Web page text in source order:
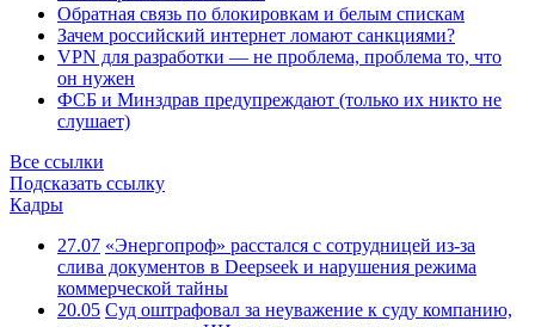
Обратная связь по блокировкам и белым спискам
Зачем российский интернет ломают санкциями?
VPN для разработки — не проблема, проблема то, что
он нужен
ФСБ и Минздрав предупреждают (только их никто не
слушает)
Все ссылки
Подсказать ссылку
Кадры
27.07 «Энергопроф» расстался с сотрудницей из-за
слива документов в Deepseek и нарушения режима
коммерческой тайны
20.05 Суд оштрафовал за неуважение к суду компанию,